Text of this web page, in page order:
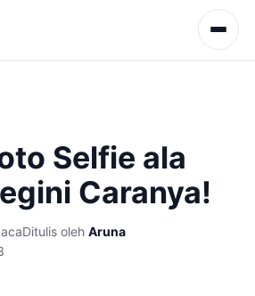
Selfie ala
Caranya!
Ditulis oleh Aruna